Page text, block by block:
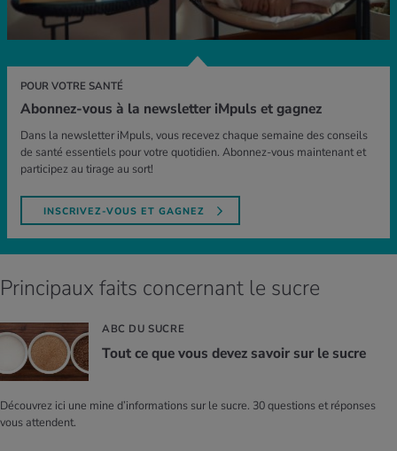
POUR VOTRE SANTÉ
Abonnez-vous à la newsletter iMpuls et gagnez
Dans la newsletter iMpuls, vous recevez chaque semaine des conseils
de santé essentiels pour votre quotidien. Abonnez-vous maintenant et
participez au tirage au sort!
INSCRIVEZ-VOUS ET GAGNEZ
Principaux faits concernant le sucre
ABC DU SUCRE
Tout ce que vous devez savoir sur le sucre
Découvrez ici une mine d’informations sur le sucre. 30 questions et réponses
vous attendent.